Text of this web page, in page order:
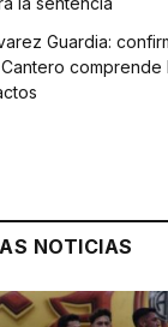
Guardia:
comprende
NOTICIAS